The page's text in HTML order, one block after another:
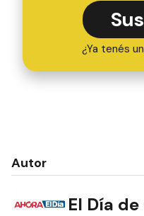
¿Ya tenés
Autor
El Día